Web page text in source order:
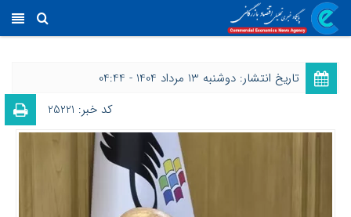
تاریخ انتشار: دوشنبه 13 مرداد 1404 - 04:44
کد خبر: 25221